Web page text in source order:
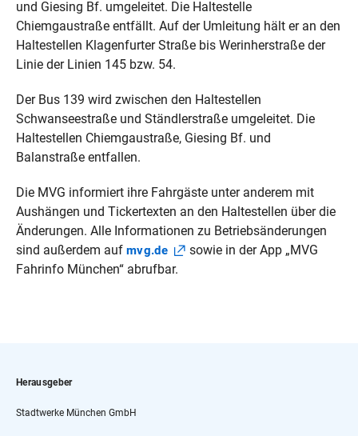
und Giesing Bf. umgeleitet. Die Haltestelle
Chiemgaustraße entfällt. Auf der Umleitung hält er an den
Haltestellen Klagenfurter Straße bis Werinherstraße der
Linie der Linien 145 bzw. 54.
Der Bus 139 wird zwischen den Haltestellen
Schwanseestraße und Ständlerstraße umgeleitet. Die
Haltestellen Chiemgaustraße, Giesing Bf. und
Balanstraße entfallen.
Die MVG informiert ihre Fahrgäste unter anderem mit
Aushängen und Tickertexten an den Haltestellen über die
Änderungen. Alle Informationen zu Betriebsänderungen
sind außerdem auf mvg.de
sowie in der App „MVG
Fahrinfo München“ abrufbar.
Herausgeber
Stadtwerke München GmbH